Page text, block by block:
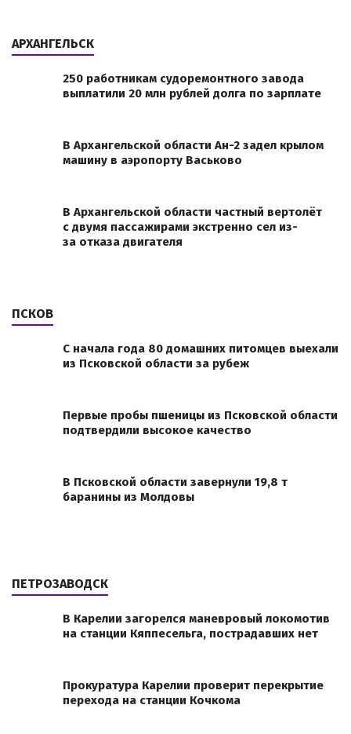
АРХАНГЕЛЬСК
250 работникам судоремонтного завода
выплатили 20 млн рублей долга по зарплате
В Архангельской области Ан-2 задел крылом
машину в аэропорту Васьково
В Архангельской области частный вертолёт
с двумя пассажирами экстренно сел из-
за отказа двигателя
ПСКОВ
С начала года 80 домашних питомцев выехали
из Псковской области за рубеж
Первые пробы пшеницы из Псковской области
подтвердили высокое качество
В Псковской области завернули 19,8 т
баранины из Молдовы
ПЕТРОЗАВОДСК
В Карелии загорелся маневровый локомотив
на станции Кяппесельга, пострадавших нет
Прокуратура Карелии проверит перекрытие
перехода на станции Кочкома